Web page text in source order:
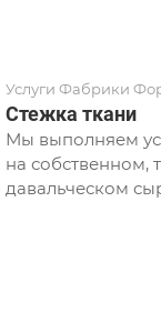
Услуги Фабрики
Стежка ткани
Мы выполняем
на собственном,
давальческом